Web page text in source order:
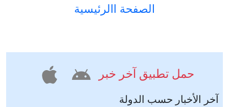
الصفحة االرئيسية
حمل تطبيق آخر خبر
آخر الأخبار حسب الدولة